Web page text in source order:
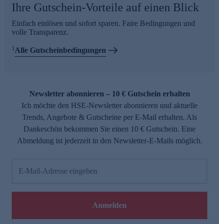
Ihre Gutschein-Vorteile auf einen Blick
Einfach einlösen und sofort sparen. Faire Bedingungen und
volle Transparenz.
1Alle Gutscheinbedingungen
Newsletter abonnieren – 10 € Gutschein erhalten
Ich möchte den HSE-Newsletter abonnieren und aktuelle
Trends, Angebote & Gutscheine per E-Mail erhalten. Als
Dankeschön bekommen Sie einen 10 € Gutschein. Eine
Abmeldung ist jederzeit in den Newsletter-E-Mails möglich.
E-Mail-Adresse eingeben
Anmelden